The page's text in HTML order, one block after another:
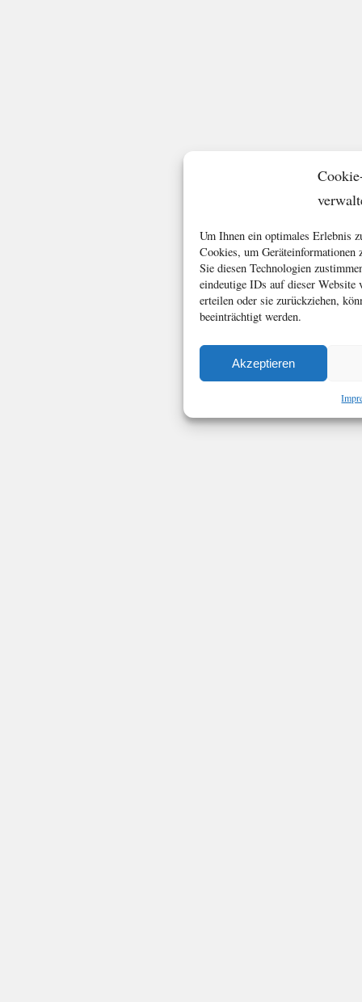
Um Ihnen ein optimales Erlebnis
Cookies, um Geräteinformationen
Sie diesen Technologien
eindeutige IDs auf dieser
erteilen oder sie zurückziehen,
beeinträchtigt werden.
Akzeptieren